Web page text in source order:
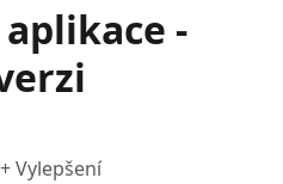
-
Vylepšení